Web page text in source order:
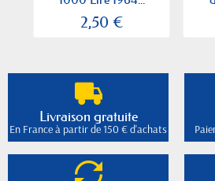
2,50 €
Livraison gratuite
En France à partir de 150 € d'achats